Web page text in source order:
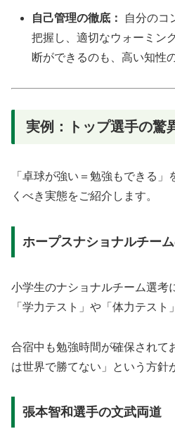
自己管理の徹底：
自分のコ
把握し、適切なウォーミン
断ができるのも、高い知性
実例：トップ選手の驚
「卓球が強い＝勉強もできる
くべき実態をご紹介します。
ホープスナショナルチーム
小学生のナショナルチーム選考
「学力テスト」や「体力テスト
合宿中も勉強時間が確保されて
は世界で勝てない」という方針
張本智和選手の文武両道